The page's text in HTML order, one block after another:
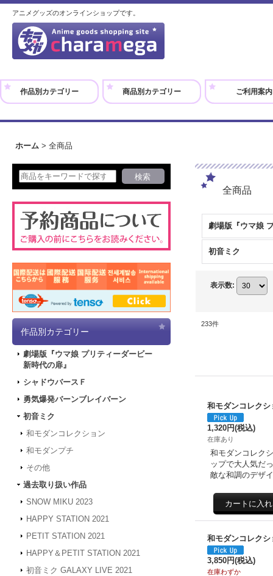
アニメグッズのオンラインショップです。
作品別カテゴリー 商品別カテゴリー ご利用案内
ホーム > 全商品
作品別カテゴリー
劇場版『ウマ娘 プリティーダービー
新時代の扉』
シャドウバースＦ
勇気爆発バーンブレイバーン
初音ミク
和モダンコレクション
和モダンプチ
その他
過去取り扱い作品
SNOW MIKU 2023
HAPPY STATION 2021
PETIT STATION 2021
HAPPY＆PETIT STATION 2021
初音ミク GALAXY LIVE 2021
全商品
初音ミク
表示数:
233件
和モダンコレク
1,320円(税込)
在庫あり
和モダンコレク
ップで大人気だ
敵な和調のデザ
和モダンコレク
3,850円(税込)
在庫わずか